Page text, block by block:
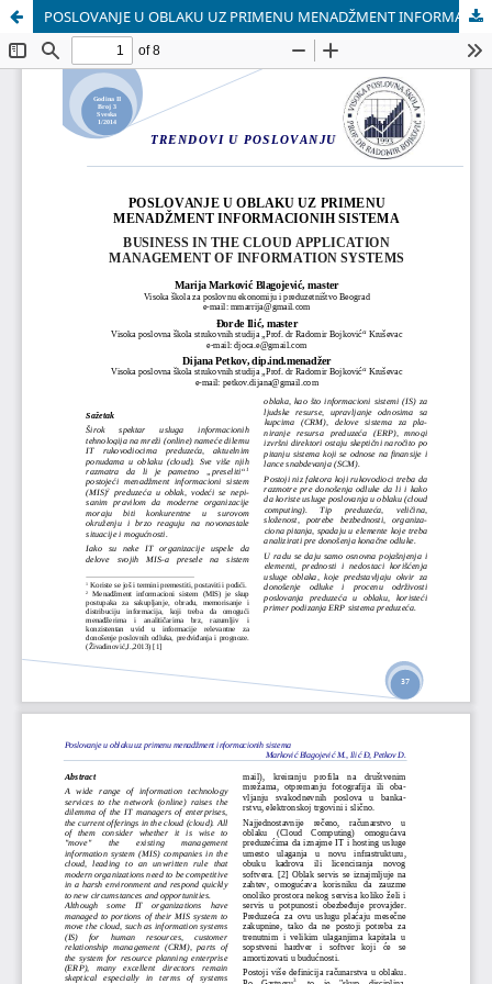
POSLOVANJE U OBLAKU UZ PRIMENU MENADŽMENT INFORMACIONIH SISTEMA